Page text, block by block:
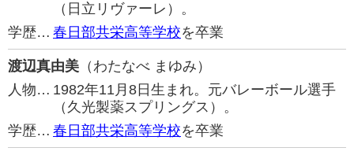
（日立リヴァーレ）。
学歴… 春日部共栄高等学校を卒業
渡辺真由美 （わたなべ まゆみ）
人物… 1982年11月8日生まれ。元バレーボール選手
（久光製薬スプリングス）。
学歴… 春日部共栄高等学校を卒業